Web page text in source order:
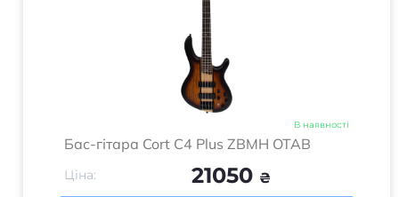
В наявності
Бас-гітара Cort C4 Plus ZBMH OTAB
Ціна: 21050 ₴